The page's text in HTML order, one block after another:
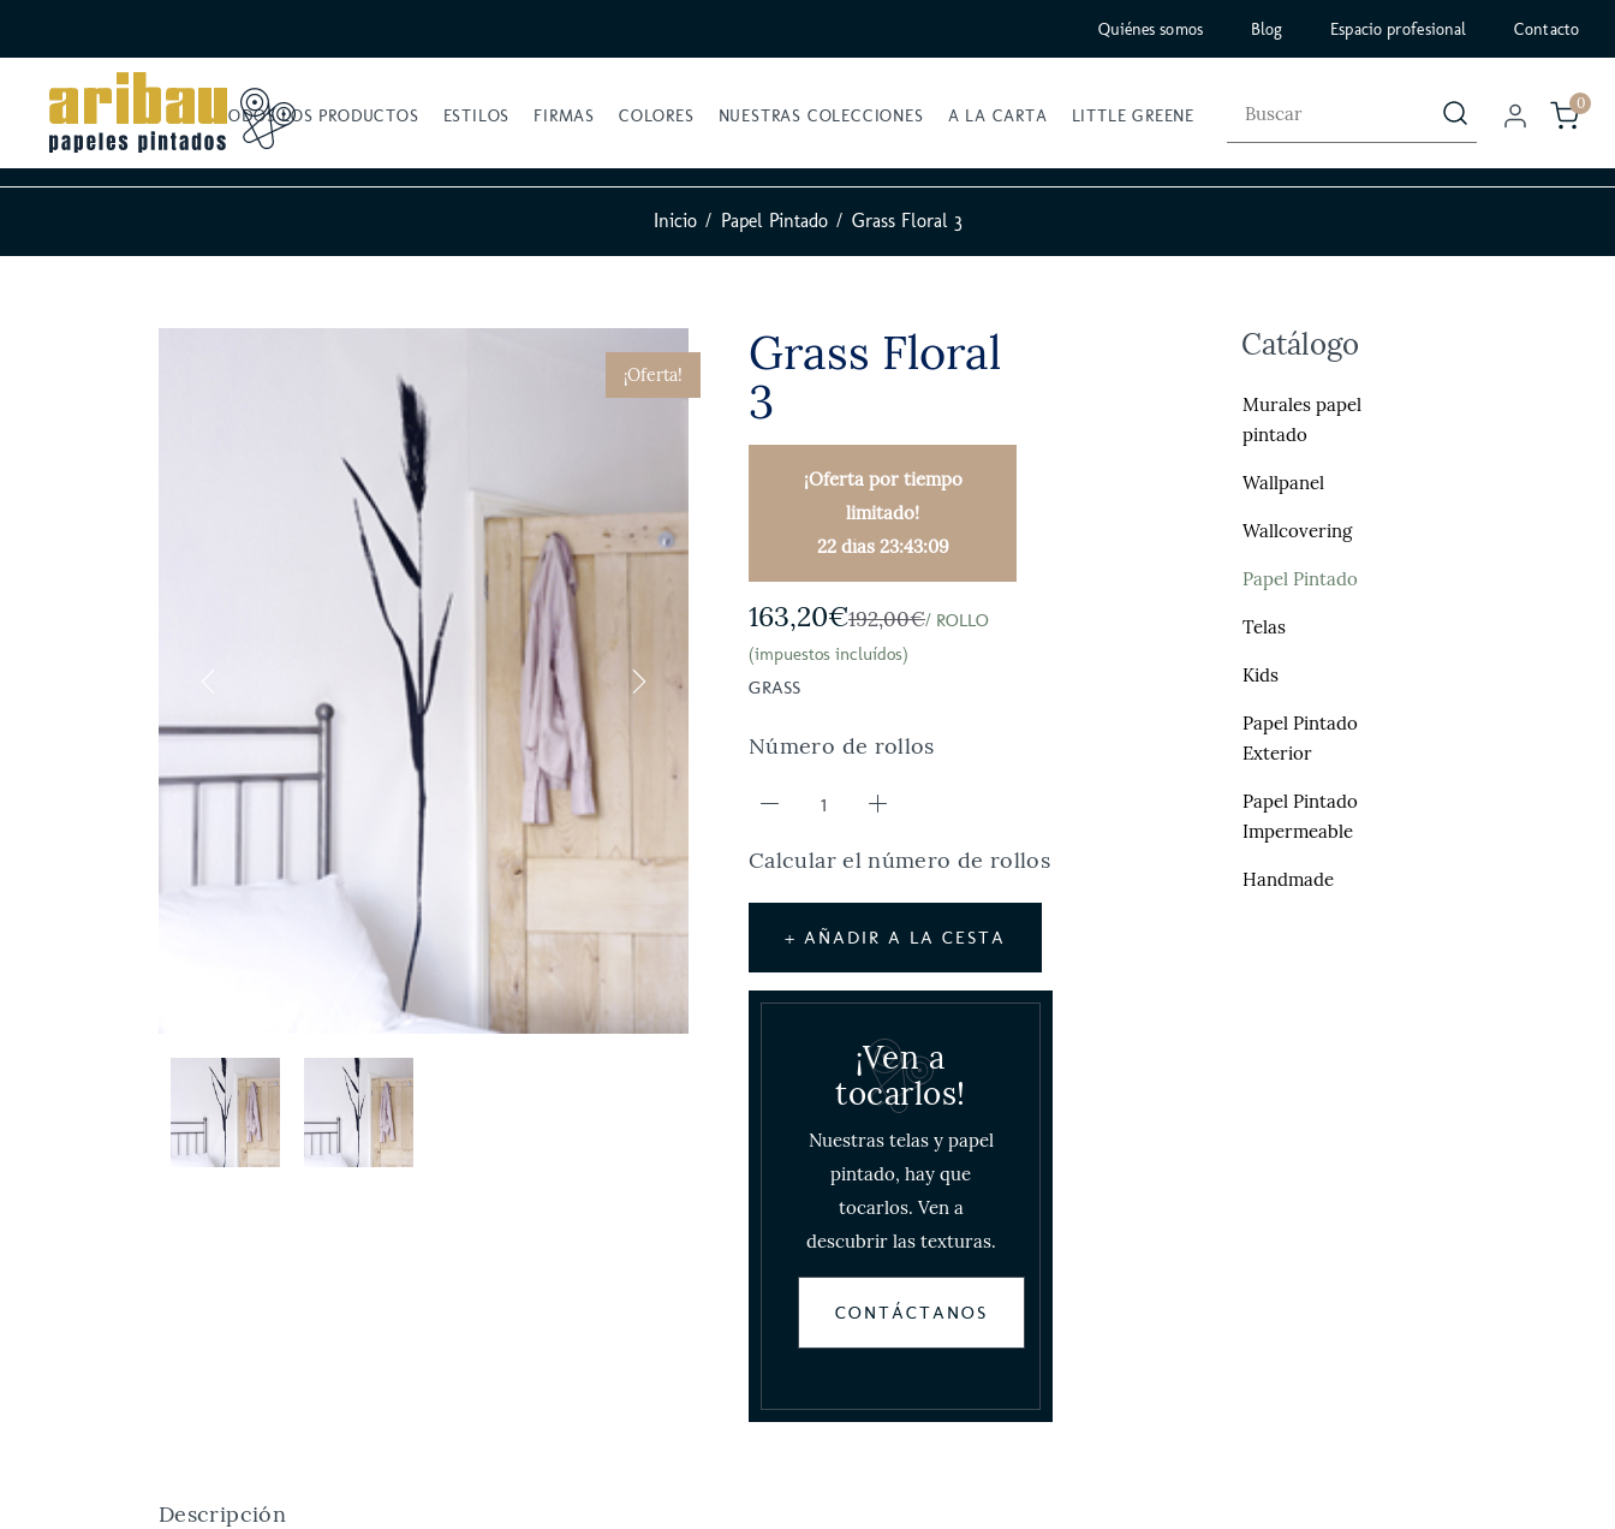
0
TODOS LOS PRODUCTOS ESTILOS FIRMAS COLORES NUESTRAS COLECCIONES A LA CARTA LITTLE GREENE
Quiénes somos Blog Espacio profesional Contacto
Inicio Papel Pintado Grass Floral 3
¡Oferta!
Grass Floral
3
¡Oferta por tiempo
limitado!
22 días 23:43:08
163,20€192,00€/ ROLLO
(impuestos incluídos)
GRASS
Número de rollos
Calcular el número de rollos
+ AÑADIR A LA CESTA
¡Ven a
tocarlos!
Nuestras telas y papel
pintado, hay que
tocarlos. Ven a
descubrir las texturas.
CONTÁCTANOS
Descripción
Catálogo
Murales papel
pintado
Wallpanel
Wallcovering
Papel Pintado
Telas
Kids
Papel Pintado
Exterior
Papel Pintado
Impermeable
Handmade